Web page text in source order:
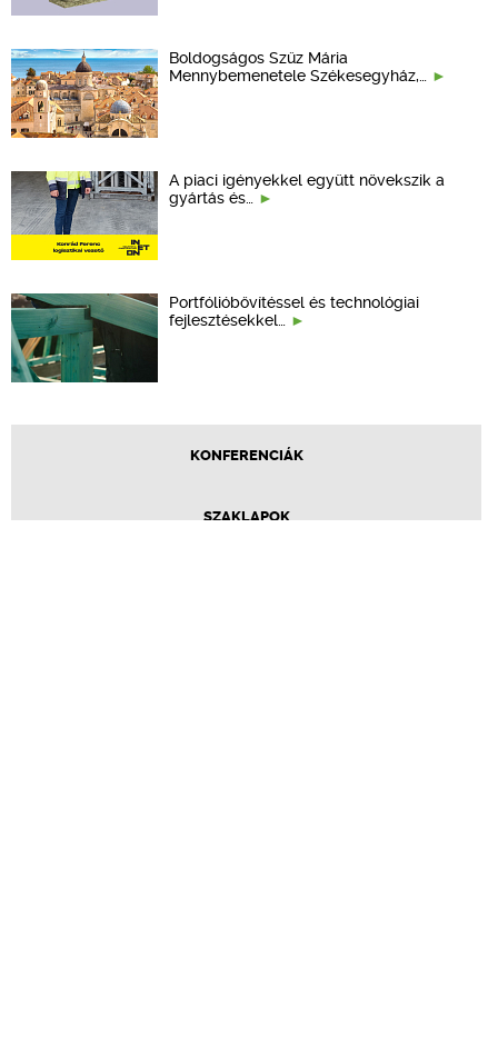
Boldogságos Szűz Mária
Mennybemenetele Székesegyház,…
A piaci igényekkel együtt növekszik a
gyártás és…
Portfólióbővítéssel és technológiai
fejlesztésekkel…
KONFERENCIÁK
SZAKLAPOK